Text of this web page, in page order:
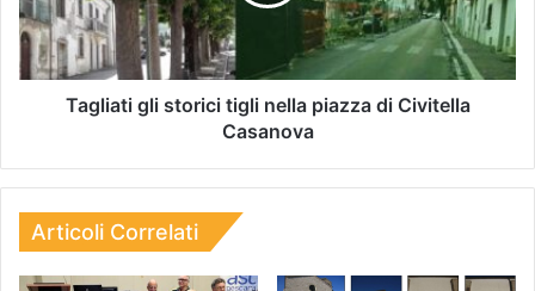
Tagliati gli storici tigli nella piazza di Civitella
Casanova
Articoli Correlati